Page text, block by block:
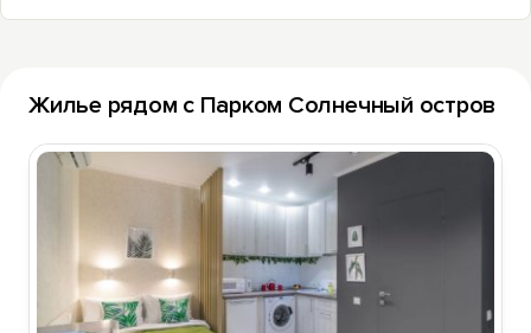
Жилье рядом с Парком Солнечный остров